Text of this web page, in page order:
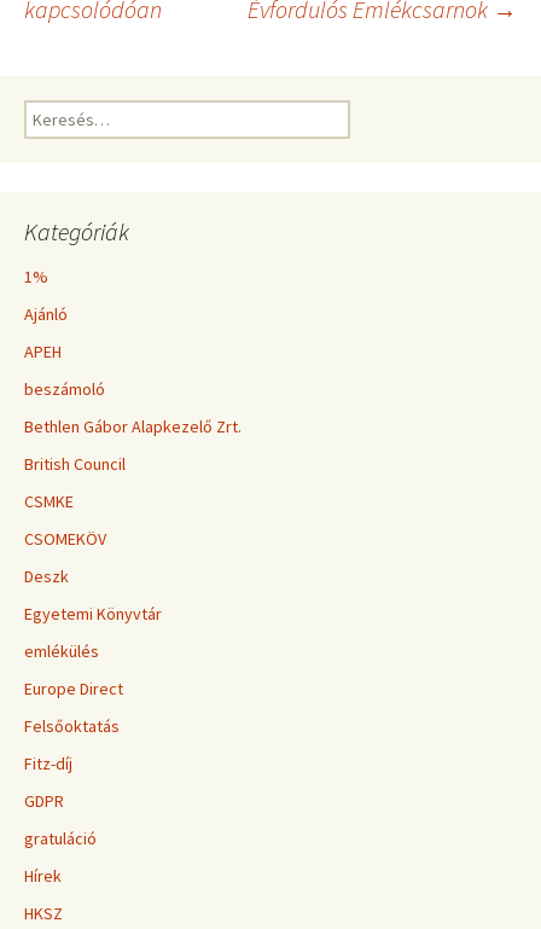
kapcsolódóan
Évfordulós Emlékcsarnok →
Keresés:
Kategóriák
1%
Ajánló
APEH
beszámoló
Bethlen Gábor Alapkezelő Zrt.
British Council
CSMKE
CSOMEKÖV
Deszk
Egyetemi Könyvtár
emlékülés
Europe Direct
Felsőoktatás
Fitz-díj
GDPR
gratuláció
Hírek
HKSZ